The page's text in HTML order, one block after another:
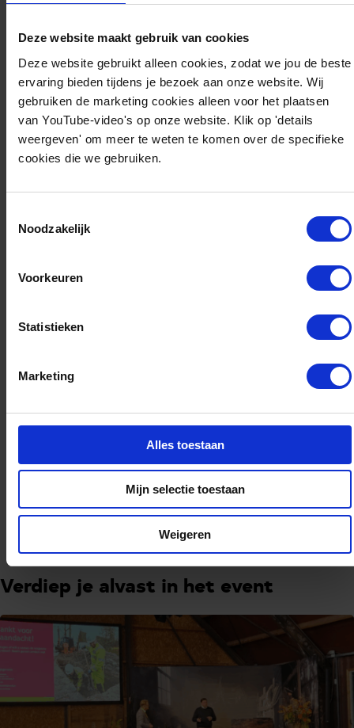
Deze website maakt gebruik van cookies
Deze website gebruikt alleen cookies, zodat we jou de beste
ervaring bieden tijdens je bezoek aan onze website. Wij
gebruiken de marketing cookies alleen voor het plaatsen
van YouTube-video's op onze website. Klik op 'details
weergeven' om meer te weten te komen over de specifieke
cookies die we gebruiken.
Noodzakelijk
Voorkeuren
Statistieken
Marketing
Alles toestaan
Mijn selectie toestaan
Weigeren
Drie praktijkcases als rode draad: Verdieping
in Groningen Stroomt Door, Energiehub
Boekelermeer en Energiehub Bargermeer. In
parallelle sessies presenteren bedrijven hun
ideeën en gaan zij in gesprek met
stakeholders.
Van inspiratie naar eerste stappen: Focus op
innovaties, met ruimte om ideeën te
verbeelden.
netwerkborrel om eerste contacten te leggen
Verdiep je alvast in het event